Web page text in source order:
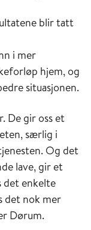
blir tatt
i mer
hjem, og
situasjonen.
De gir oss et
særlig i
Og det
lave, gir et
det enkelte
det nok mer
Dørum.